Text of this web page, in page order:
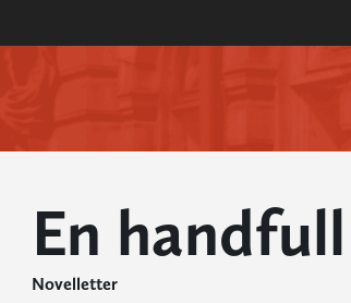
En
Novelletter